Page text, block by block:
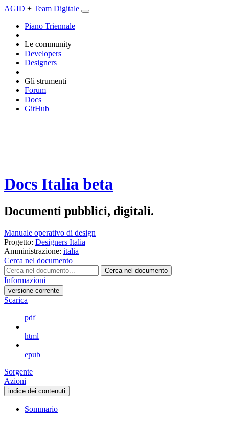
AGID + Team Digitale
Piano Triennale
Le community
Developers
Designers
Gli strumenti
Forum
Docs
GitHub
Docs Italia beta
Documenti pubblici, digitali.
Manuale operativo di design
Progetto: Designers Italia
Amministrazione: italia
Cerca nel documento
Cerca nel documento
Informazioni
versione-corrente
Scarica
pdf
html
epub
Sorgente
Azioni
indice dei contenuti
Sommario